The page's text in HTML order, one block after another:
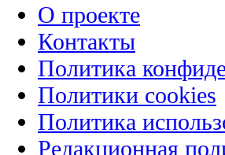
О проекте
Контакты
Политика
Политики cookies
Политика
Редакционная